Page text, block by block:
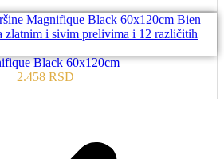
Black 60x120cm
2.458 RSD